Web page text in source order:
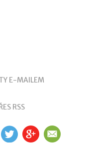
E-MAILEM
RSS
TW GP EM